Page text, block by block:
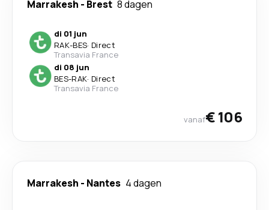
Marrakesh - Brest 8 dagen
di 01 jun
RAK-BES· Direct
Transavia France
di 08 jun
BES-RAK· Direct
Transavia France
vanaf€ 106
Marrakesh - Nantes 4 dagen